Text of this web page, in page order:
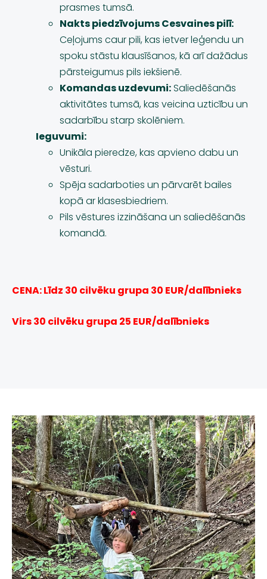
prasmes tumsā.
Nakts piedzīvojums Cesvaines pilī:
Ceļojums caur pili, kas ietver leģendu un
spoku stāstu klausīšanos, kā arī dažādus
pārsteigumus pils iekšienē.
Komandas uzdevumi:Saliedēšanās
aktivitātes tumsā, kas veicina uzticību un
sadarbību starp skolēniem.
Ieguvumi:
Unikāla pieredze, kas apvieno dabu un
vēsturi.
Spēja sadarboties un pārvarēt bailes
kopā ar klasesbiedriem.
Pils vēstures izzināšana un saliedēšanās
komandā.
CENA: Līdz 30 cilvēku grupa 30 EUR/dalībnieks
Virs 30 cilvēku grupa 25 EUR/dalībnieks